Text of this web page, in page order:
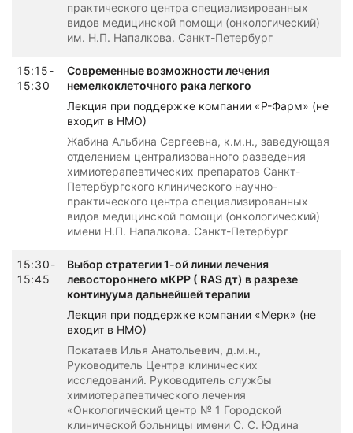
практического центра специализированных
видов медицинской помощи (онкологический)
им. Н.П. Напалкова. Санкт-Петербург
15:15-
15:30
Современные возможности лечения
немелкоклеточного рака легкого
Лекция при поддержке компании «Р-Фарм» (не
входит в НМО)
Жабина Альбина Сергеевна, к.м.н., заведующая
отделением централизованного разведения
химиотерапевтических препаратов Санкт-
Петербургского клинического научно-
практического центра специализированных
видов медицинской помощи (онкологический)
имени Н.П. Напалкова. Санкт-Петербург
15:30-
15:45
Выбор стратегии 1-ой линии лечения
левостороннего мКРР ( RAS дт) в разрезе
континуума дальнейшей терапии
Лекция при поддержке компании «Мерк» (не
входит в НМО)
Покатаев Илья Анатольевич, д.м.н.,
Руководитель Центра клинических
исследований. Руководитель службы
химиотерапевтического лечения
«Онкологический центр № 1 Городской
клинической больницы имени С. С. Юдина